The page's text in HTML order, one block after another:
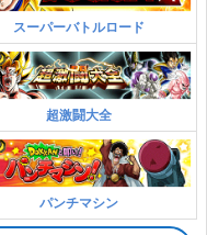
スーパーバトルロード
超激闘大全
パンチマシン